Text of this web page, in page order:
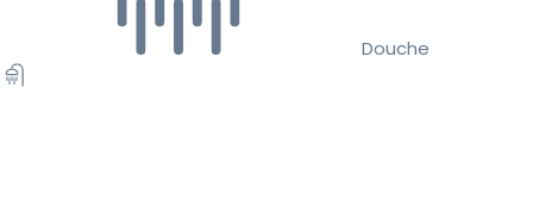
Douche